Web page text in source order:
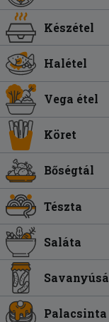
Készétel
Halétel
Vega étel
Köret
Bőségtál
Tészta
Saláta
Palacsinta